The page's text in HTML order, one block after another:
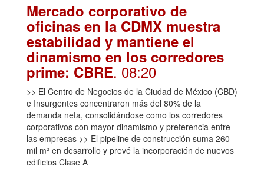
Mercado corporativo de
oficinas en la CDMX muestra
estabilidad y mantiene el
dinamismo en los corredores
prime: CBRE. 08:20
>> El Centro de Negocios de la Ciudad de México (CBD)
e Insurgentes concentraron más del 80% de la
demanda neta, consolidándose como los corredores
corporativos con mayor dinamismo y preferencia entre
las empresas >> El pipeline de construcción suma 260
mil m² en desarrollo y prevé la incorporación de nuevos
edificios Clase A